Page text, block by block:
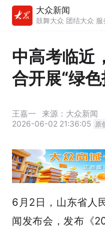
大众新闻
鼓舞大众 团结大众 服
中高考临近
合开展“绿
王嘉一
来源：大众新闻
2026-06-02 21:36:05 原
6月2日，山东省人
闻发布会，发布《